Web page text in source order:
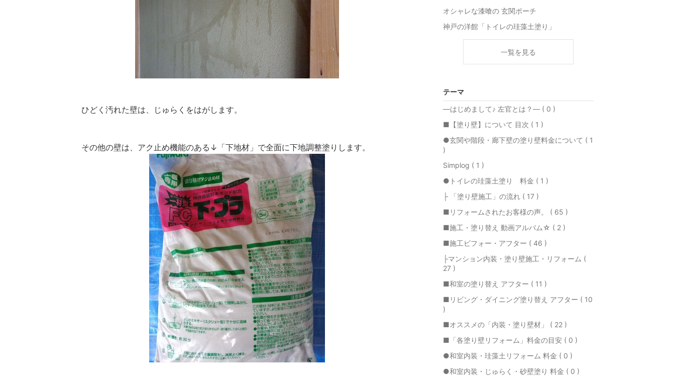
ひどく汚れた壁は、じゅらくをはがします。
その他の壁は、アク止め機能のある↓「下地材」で全面に下地調整塗りします。
オシャレな漆喰の 玄関ポーチ
神戸の洋館「トイレの珪藻土塗り」
一覧を見る
テーマ
―はじめまして♪ 左官とは？― ( 0 )
■【塗り壁】について 目次 ( 1 )
●玄関や階段・廊下壁の塗り壁料金について ( 1
)
Simplog ( 1 )
●トイレの珪藻土塗り 料金 ( 1 )
├ 「塗り壁施工」の流れ ( 17 )
■リフォームされたお客様の声。 ( 65 )
■施工・塗り替え 動画アルバム☆ ( 2 )
■施工ビフォー・アフター ( 46 )
├マンション内装・塗り壁施工・リフォーム (
27 )
■和室の塗り替え アフター ( 11 )
■リビング・ダイニング塗り替え アフター ( 10
)
■オススメの「内装・塗り壁材」 ( 22 )
■「各塗り壁リフォーム」料金の目安 ( 0 )
●和室内装・珪藻土リフォーム 料金 ( 0 )
●和室内装・じゅらく・砂壁塗り 料金 ( 0 )